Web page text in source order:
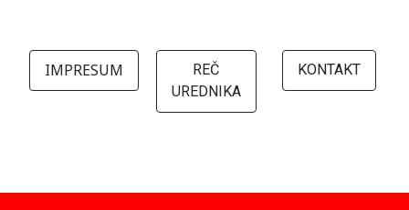
IMPRESUM
REČ
UREDNIKA
KONTAKT